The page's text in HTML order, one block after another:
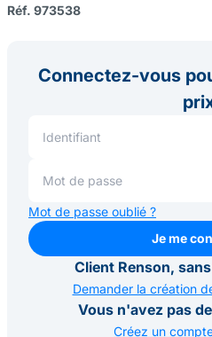
Réf. 973538
Connectez-vous
Mot de passe oublié ?
Je me
Je me
Client Renson,
Demander la création
Vous n'avez pas
Créez un